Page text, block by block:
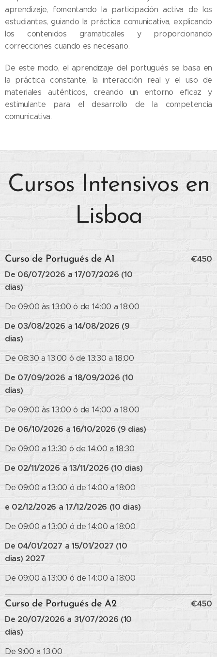
aprendizaje, fomentando la participación activa de los
estudiantes, guiando la práctica comunicativa, explicando
los contenidos gramaticales y proporcionando
correcciones cuando es necesario.
De este modo, el aprendizaje del portugués se basa en
la práctica constante, la interacción real y el uso de
materiales auténticos, creando un entorno eficaz y
estimulante para el desarrollo de la competencia
comunicativa.
Cursos Intensivos en
Lisboa
Curso de Portugués de A1
De 06/07/2026 a 17/07/2026 (10
dias)
De 09:00 às 13:00 ó de 14:00 a 18:00
De 03/08/2026 a 14/08/2026 (9
dias)
De 08:30 a 13:00 ó de 13:30 a 18:00
De 07/09/2026 a 18/09/2026 (10
dias)
De 09:00 às 13:00 ó de 14:00 a 18:00
De 06/10/2026 a 16/10/2026 (9 dias)
De 09:00 a 13:30 ó de 14:00 a 18:30
De 02/11/2026 a 13/11/2026 (10 dias)
De 09:00 a 13:00 ó de 14:00 a 18:00
e 02/12/2026 a 17/12/2026 (10 dias)
De 09:00 a 13:00 ó de 14:00 a 18:00
De 04/01/2027 a 15/01/2027 (10
dias) 2027
De 09:00 a 13:00 ó de 14:00 a 18:00
€450
Curso de Portugués de A2
De 20/07/2026 a 31/07/2026 (10
dias)
De 9:00 a 13:00
€450